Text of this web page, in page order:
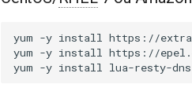
yum -y install
https://
yum -y install
https://
yum -y install